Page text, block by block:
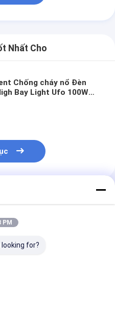
Nhất Cho
Chống cháy nổ Đèn
Bay Light Ufo 100W
PM
for?